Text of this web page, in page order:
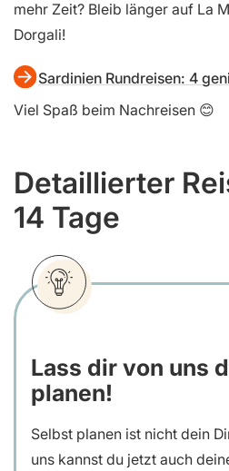
mehr Zeit? Bleib länger auf La
Dorgali!
Sardinien Rundreisen: 4
Viel Spaß beim Nachreisen 😊
Detaillierter
14 Tage
Lass dir von uns
planen!
Selbst planen ist nicht dein
uns kannst du jetzt auch